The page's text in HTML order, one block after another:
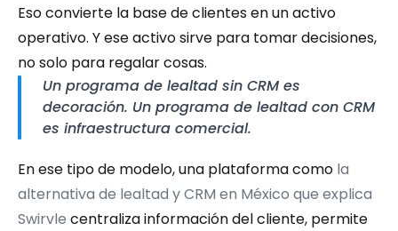
Eso convierte la base de clientes en un activo
operativo. Y ese activo sirve para tomar decisiones,
no solo para regalar cosas.
Un programa de lealtad sin CRM es
decoración. Un programa de lealtad con CRM
es infraestructura comercial.
En ese tipo de modelo, una plataforma como la
alternativa de lealtad y CRM en México que explica
Swirvle centraliza información del cliente, permite